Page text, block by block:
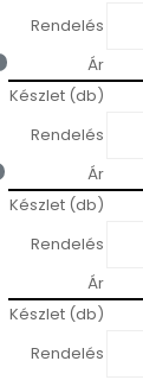
Rendelés
Ár
Készlet (db)
Rendelés
Ár
Készlet (db)
Rendelés
Ár
Készlet (db)
Rendelés